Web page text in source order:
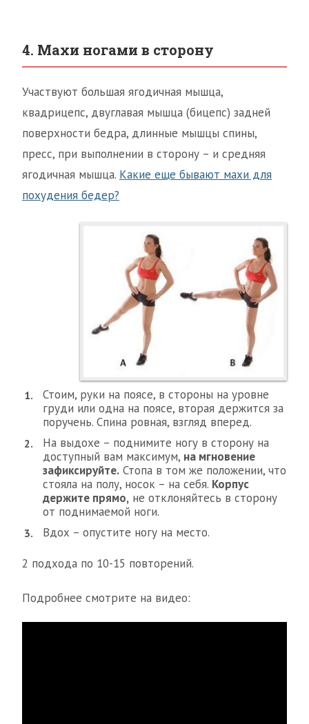
4. Махи ногами в сторону
Участвуют большая ягодичная мышца,
квадрицепс, двуглавая мышца (бицепс) задней
поверхности бедра, длинные мышцы спины,
пресс, при выполнении в сторону – и средняя
ягодичная мышца. Какие еще бывают махи для
похудения бедер?
Стоим, руки на поясе, в стороны на уровне
груди или одна на поясе, вторая держится за
поручень. Спина ровная, взгляд вперед.
На выдохе – поднимите ногу в сторону на
доступный вам максимум, на мгновение
зафиксируйте. Стопа в том же положении, что
стояла на полу, носок – на себя. Корпус
держите прямо, не отклоняйтесь в сторону
от поднимаемой ноги.
Вдох – опустите ногу на место.
2 подхода по 10-15 повторений.
Подробнее смотрите на видео: